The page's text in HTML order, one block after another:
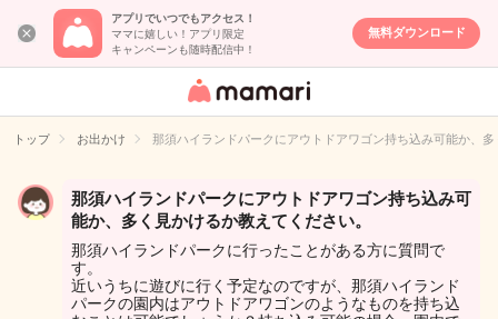
アプリでいつでもアクセス！
ママに嬉しい！アプリ限定
キャンペーンも随時配信中！
無料ダウンロード
女性専用匿名QA
イト
トップ お出かけ 那須ハイランドパークにアウトドアワゴン持ち込み可能か、
那須ハイランドパークにアウトドアワゴン持ち込み可
能か、多く見かけるか教えてください。
那須ハイランドパークに行ったことがある方に質問で
す。
近いうちに遊びに行く予定なのですが、那須ハイランド
パークの園内はアウトドアワゴンのようなものを持ち込